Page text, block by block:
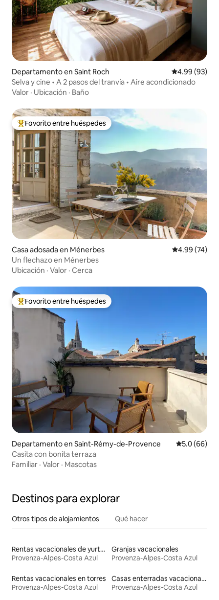
Departamento en Saint Roch Calificación
4.99 (93)
Selva y cine • A 2 pasos del tranvía • Aire acondicionado
Valor · Ubicación · Baño
De los mejores en Favorito entre huéspedes
Favorito entre huéspedes
Casa adosada en Ménerbes Calificación
4.99 (74)
Un flechazo en Ménerbes
Ubicación · Valor · Cerca
De los mejores en Favorito entre huéspedes
Favorito entre huéspedes
Departamento en Saint-Rémy-de-Provence Calificación
5.0 (66)
Casita con bonita terraza
Familiar · Valor · Mascotas
Destinos para explorar
Otros tipos de alojamientos Qué hacer
Rentas vacacionales de yurtas con jacuzzi
Provenza-Alpes-Costa Azul
Granjas vacacionales
Provenza-Alpes-Costa Azul
Rentas vacacionales en torres
Provenza-Alpes-Costa Azul
Casas enterradas vacacionales
Provenza-Alpes-Costa Azul